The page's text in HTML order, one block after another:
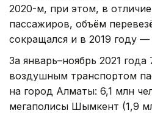
2020-м, при этом, в
пассажиров, объём
сокращался и в 2019 году —
За январь–ноябрь 2021
воздушным транспортом
на город Алматы: 6,1 млн
мегаполисы Шымкент (1,9